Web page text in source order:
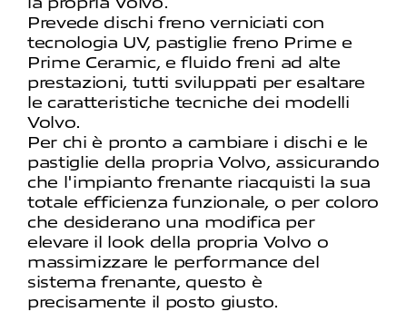
Prevede dischi freno verniciati con
tecnologia UV, pastiglie freno Prime e
Prime Ceramic, e fluido freni ad alte
prestazioni, tutti sviluppati per esaltare
le caratteristiche tecniche dei modelli
Volvo.
Per chi è pronto a cambiare i dischi e le
pastiglie della propria Volvo, assicurando
che l'impianto frenante riacquisti la sua
totale efficienza funzionale, o per coloro
che desiderano una modifica per
elevare il look della propria Volvo o
massimizzare le performance del
sistema frenante, questo è
precisamente il posto giusto.